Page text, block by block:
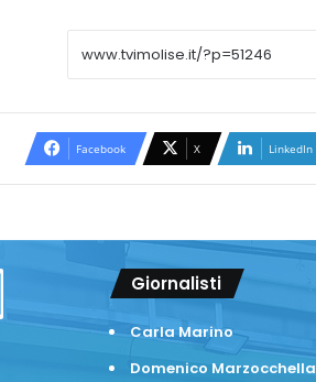
Facebook X LinkedIn
Giornalisti
Carla Marino
Domenico Marzocchella